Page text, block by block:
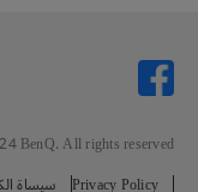
BenQ. All rights reserved.
Privacy Policy سيساة